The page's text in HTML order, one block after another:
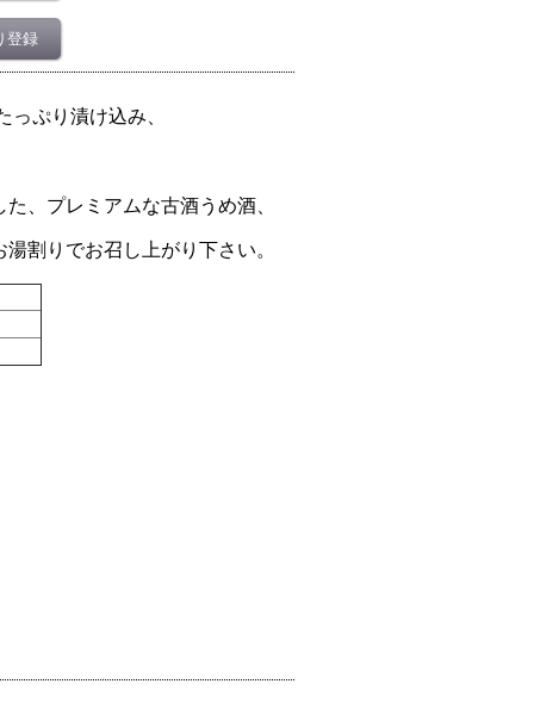
登録
ぷり漬け込み、
、プレミアムな古酒うめ酒、
割りでお召し上がり下さい。